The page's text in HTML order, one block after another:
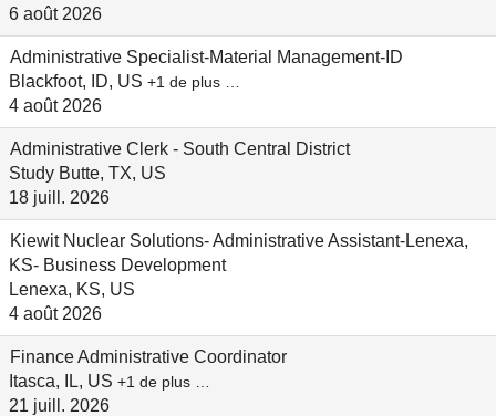
6 août 2026
Administrative Specialist-Material Management-ID
Blackfoot, ID, US +1 de plus …
4 août 2026
Administrative Clerk - South Central District
Study Butte, TX, US
18 juill. 2026
Kiewit Nuclear Solutions- Administrative Assistant-Lenexa,
KS- Business Development
Lenexa, KS, US
4 août 2026
Finance Administrative Coordinator
Itasca, IL, US +1 de plus …
21 juill. 2026